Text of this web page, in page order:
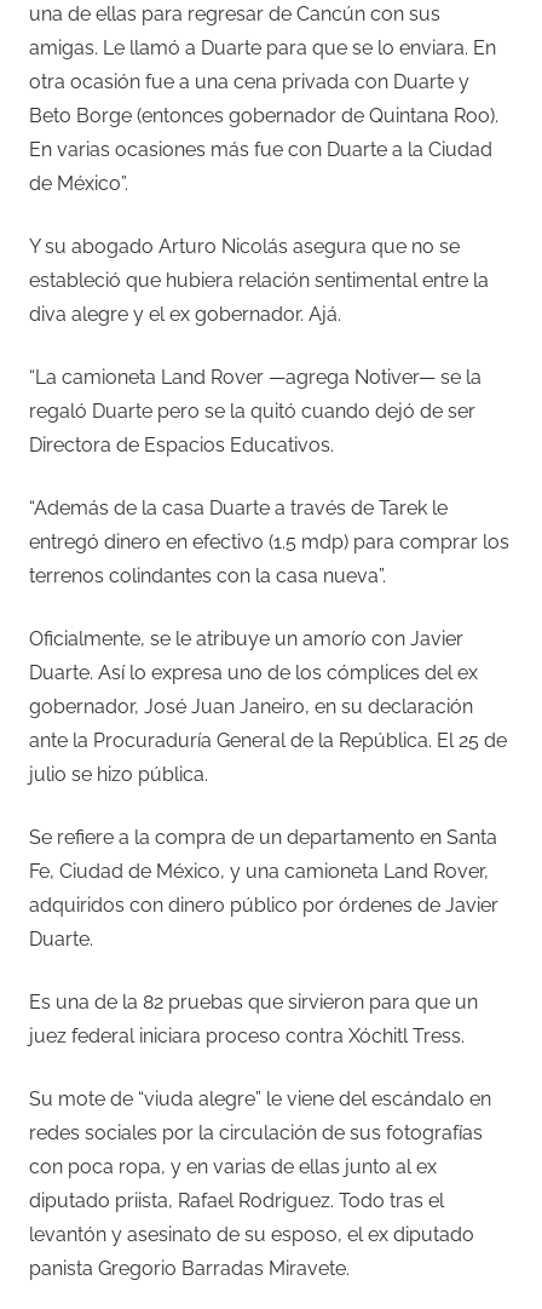
una de ellas para regresar de Cancún con sus
amigas. Le llamó a Duarte para que se lo enviara. En
otra ocasión fue a una cena privada con Duarte y
Beto Borge (entonces gobernador de Quintana Roo).
En varias ocasiones más fue con Duarte a la Ciudad
de México”.
Y su abogado Arturo Nicolás asegura que no se
estableció que hubiera relación sentimental entre la
diva alegre y el ex gobernador. Ajá.
“La camioneta Land Rover —agrega Notiver— se la
regaló Duarte pero se la quitó cuando dejó de ser
Directora de Espacios Educativos.
“Además de la casa Duarte a través de Tarek le
entregó dinero en efectivo (1.5 mdp) para comprar los
terrenos colindantes con la casa nueva”.
Oficialmente, se le atribuye un amorío con Javier
Duarte. Así lo expresa uno de los cómplices del ex
gobernador, José Juan Janeiro, en su declaración
ante la Procuraduría General de la República. El 25 de
julio se hizo pública.
Se refiere a la compra de un departamento en Santa
Fe, Ciudad de México, y una camioneta Land Rover,
adquiridos con dinero público por órdenes de Javier
Duarte.
Es una de la 82 pruebas que sirvieron para que un
juez federal iniciara proceso contra Xóchitl Tress.
Su mote de “viuda alegre” le viene del escándalo en
redes sociales por la circulación de sus fotografías
con poca ropa, y en varias de ellas junto al ex
diputado priista, Rafael Rodriguez. Todo tras el
levantón y asesinato de su esposo, el ex diputado
panista Gregorio Barradas Miravete.